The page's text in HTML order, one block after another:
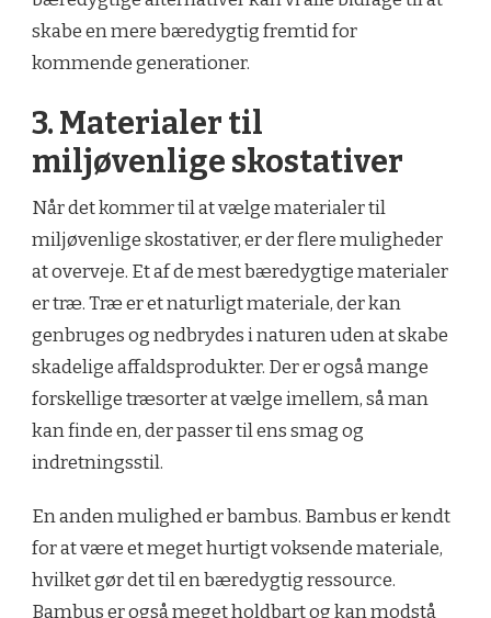
skabe en mere bæredygtig fremtid for
kommende generationer.
3. Materialer til
miljøvenlige skostativer
Når det kommer til at vælge materialer til
miljøvenlige skostativer, er der flere muligheder
at overveje. Et af de mest bæredygtige materialer
er træ. Træ er et naturligt materiale, der kan
genbruges og nedbrydes i naturen uden at skabe
skadelige affaldsprodukter. Der er også mange
forskellige træsorter at vælge imellem, så man
kan finde en, der passer til ens smag og
indretningsstil.
En anden mulighed er bambus. Bambus er kendt
for at være et meget hurtigt voksende materiale,
hvilket gør det til en bæredygtig ressource.
Bambus er også meget holdbart og kan modstå